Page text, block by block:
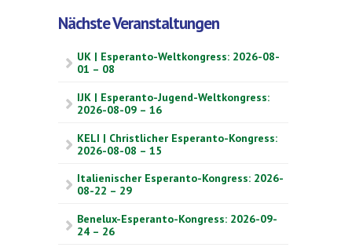
Nächste Veranstaltungen
UK | Esperanto-Weltkongress: 2026-08-
01 – 08
IJK | Esperanto-Jugend-Weltkongress:
2026-08-09 – 16
KELI | Christlicher Esperanto-Kongress:
2026-08-08 – 15
Italienischer Esperanto-Kongress: 2026-
08-22 – 29
Benelux-Esperanto-Kongress: 2026-09-
24 – 26